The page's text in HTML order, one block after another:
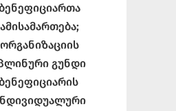
ორგანიზაციის
გუნდი